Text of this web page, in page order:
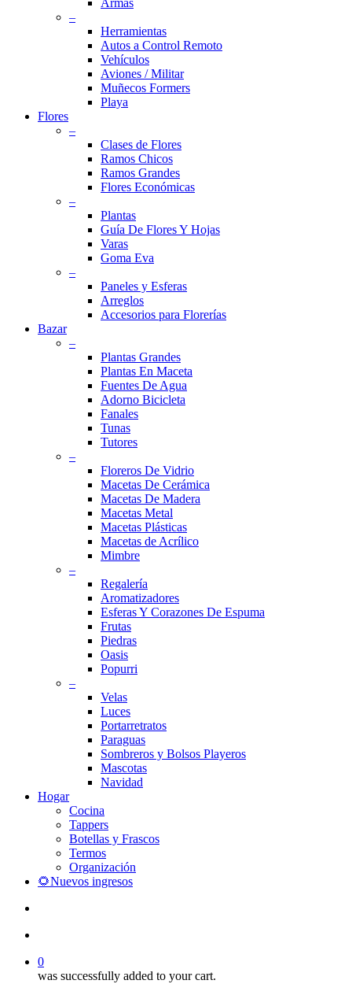
Armas
–
Herramientas
Autos a Control Remoto
Vehículos
Aviones / Militar
Muñecos Formers
Playa
Flores
–
Clases de Flores
Ramos Chicos
Ramos Grandes
Flores Económicas
–
Plantas
Guía De Flores Y Hojas
Varas
Goma Eva
–
Paneles y Esferas
Arreglos
Accesorios para Florerías
Bazar
–
Plantas Grandes
Plantas En Maceta
Fuentes De Agua
Adorno Bicicleta
Fanales
Tunas
Tutores
–
Floreros De Vidrio
Macetas De Cerámica
Macetas De Madera
Macetas Metal
Macetas Plásticas
Macetas de Acrílico
Mimbre
–
Regalería
Aromatizadores
Esferas Y Corazones De Espuma
Frutas
Piedras
Oasis
Popurri
–
Velas
Luces
Portarretratos
Paraguas
Sombreros y Bolsos Playeros
Mascotas
Navidad
Hogar
Cocina
Tappers
Botellas y Frascos
Termos
Organización
🌻Nuevos ingresos
0
was successfully added to your cart.